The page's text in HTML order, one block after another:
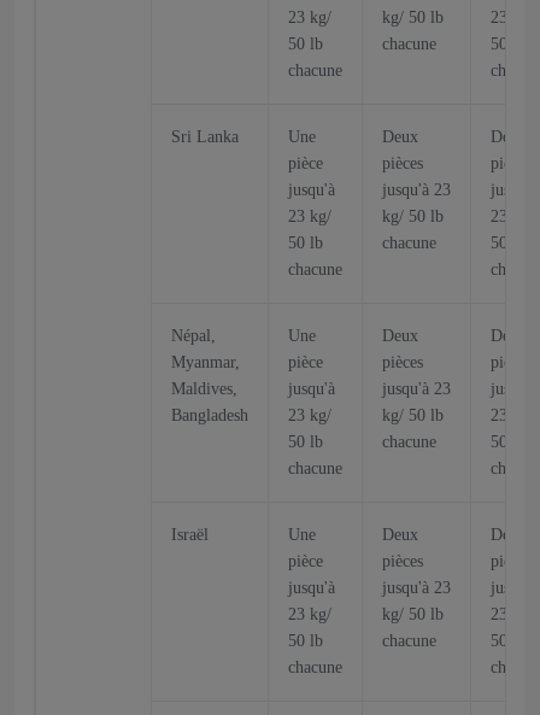
23 kg/
50 lb
chacune
kg/ 50 lb
chacune
23 kg/
50 lb
Sri Lanka
Une
pièce
jusqu'à
23 kg/
50 lb
chacune
Deux
pièces
jusqu'à 23
kg/ 50 lb
chacune
Deux
pièces
jusqu'à
23 kg/
50 lb
Népal,
Myanmar,
Maldives,
Bangladesh
Une
pièce
jusqu'à
23 kg/
50 lb
chacune
Deux
pièces
jusqu'à 23
kg/ 50 lb
chacune
Deux
pièces
jusqu'à
23 kg/
50 lb
Israël
Une
pièce
jusqu'à
23 kg/
50 lb
chacune
Deux
pièces
jusqu'à 23
kg/ 50 lb
chacune
Deux
pièces
jusqu'à
23 kg/
50 lb